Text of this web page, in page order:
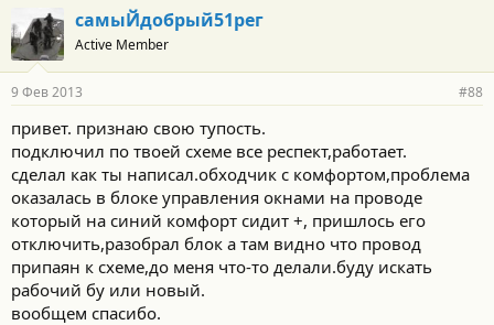
самыЙдобрый51рег
Active Member
9 Фев 2013 #88
привет. признаю свою тупость.
подключил по твоей схеме все респект,работает.
сделал как ты написал.обходчик с комфортом,проблема
оказалась в блоке управления окнами на проводе
который на синий комфорт сидит +, пришлось его
отключить,разобрал блок а там видно что провод
припаян к схеме,до меня что-то делали.буду искать
рабочий бу или новый.
вообщем спасибо.